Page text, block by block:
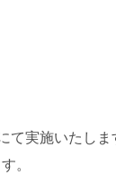
て実施いたし
。